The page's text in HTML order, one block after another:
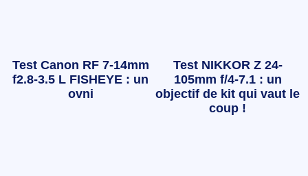
Test Canon RF 7-14mm
f2.8-3.5 L FISHEYE : un
ovni
Test NIKKOR Z 24-
105mm f/4-7.1 : un
objectif de kit qui vaut le
coup !